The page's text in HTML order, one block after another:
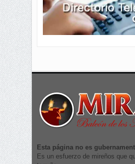
Esta página no es
Es un esfuerzo de mireños que